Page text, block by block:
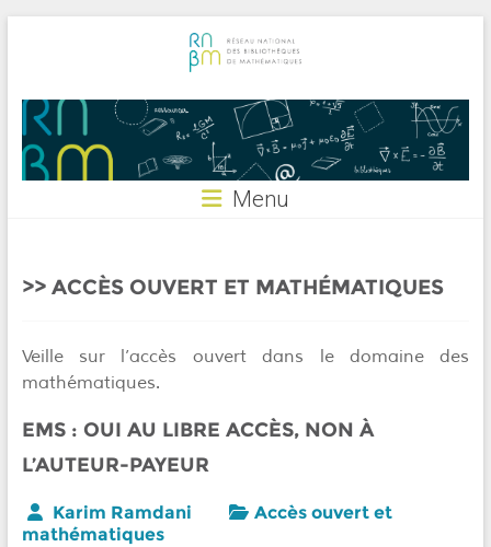
RNBM
Menu
ACCÈS OUVERT ET MATHÉMATIQUES
Veille sur l’accès ouvert dans le domaine des
mathématiques.
EMS : OUI AU LIBRE ACCÈS, NON À
L’AUTEUR-PAYEUR
Karim Ramdani
Accès ouvert et
mathématiques